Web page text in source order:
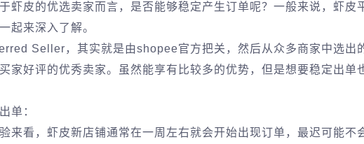
虾皮的优选卖家而言，是否能够稳定产生订单呢？一般来说，虾皮
起来深入了解。
Seller，其实就是由shopee官方把关，然后从众多商家中选出
家好评的优秀卖家。虽然能享有比较多的优势，但是想要稳定出单
单：
来看，虾皮新店铺通常在一周左右就会开始出现订单，最迟可能不